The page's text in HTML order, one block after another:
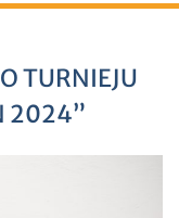
TURNIEJU
2024”